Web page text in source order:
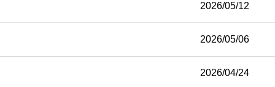
2026/05/12
2026/05/06
2026/04/24